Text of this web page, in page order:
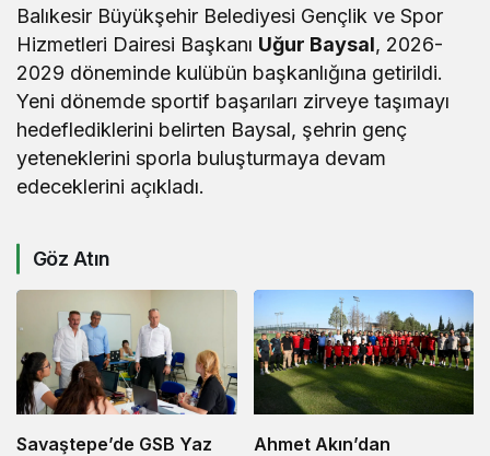
Balıkesir Büyükşehir Belediyesi Gençlik ve Spor
Hizmetleri Dairesi Başkanı Uğur Baysal, 2026-
2029 döneminde kulübün başkanlığına getirildi.
Yeni dönemde sportif başarıları zirveye taşımayı
hedeflediklerini belirten Baysal, şehrin genç
yeteneklerini sporla buluşturmaya devam
edeceklerini açıkladı.
Göz Atın
Savaştepe’de GSB Yaz
Ahmet Akın’dan